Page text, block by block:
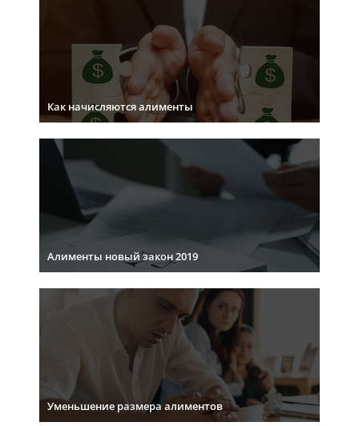
Как начисляются алименты
Алименты новый закон 2019
Уменьшение размера алиментов